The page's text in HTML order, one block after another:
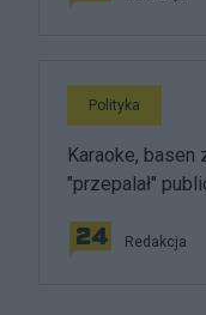
Polityka
Karaoke, basen
"przepalał"
Redakcja